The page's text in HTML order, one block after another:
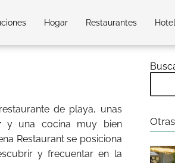
Hogar Restaurantes
de playa, unas
y una cocina muy bien
Restaurant se posiciona
y frecuentar en la